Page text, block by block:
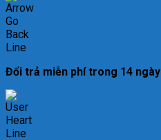
Đổi trả miễn phí trong 14 ngày